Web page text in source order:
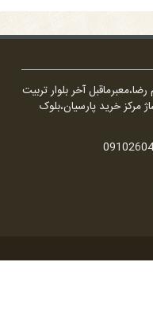
آخر بلوار تربیت
بلوار تعاون،پلاک 0،پاساژ مرکز خرید پارسیان،بلوک